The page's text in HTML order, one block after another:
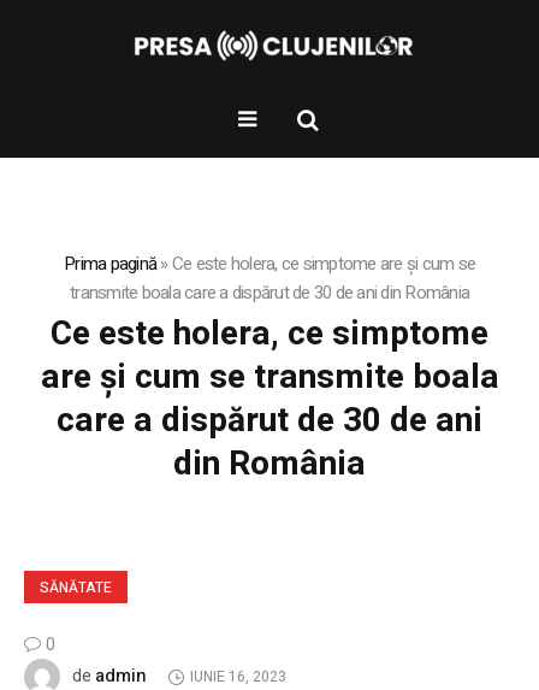
Prima pagină»Ce este holera, ce simptome are și cum se
transmite boala care a dispărut de 30 de ani din România
Ce este holera, ce simptome
are și cum se transmite boala
care a dispărut de 30 de ani
din România
SĂNĂTATE
0
de admin IUNIE 16, 2023